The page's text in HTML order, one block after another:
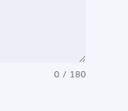
0 / 180